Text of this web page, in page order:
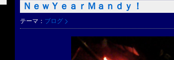
ＮｅｗＹｅａｒＭａｎｄｙ！
テーマ： ブログ